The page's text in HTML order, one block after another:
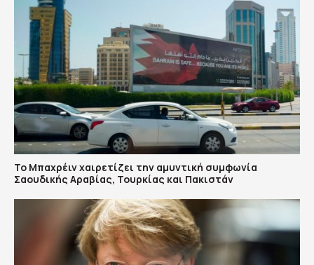
Το Μπαχρέιν χαιρετίζει την αμυντική συμφωνία
Σαουδικής Αραβίας, Τουρκίας και Πακιστάν